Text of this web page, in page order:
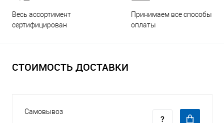
Весь ассортимент
сертифицирован
Принимаем все способы
оплаты
СТОИМОСТЬ ДОСТАВКИ
Самовывоз